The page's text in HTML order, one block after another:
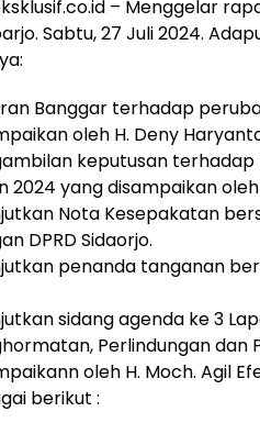
– Menggelar
Sabtu, 27 Juli 2024.
Banggar terhadap
oleh H. Deny
keputusan terhadap
2024 yang disampaikan oleh
Nota Kesepakatan
DPRD Sidaorjo.
penanda tanganan
sidang agenda ke 3
Perlindungan dan
oleh H. Moch. Agil
berikut :